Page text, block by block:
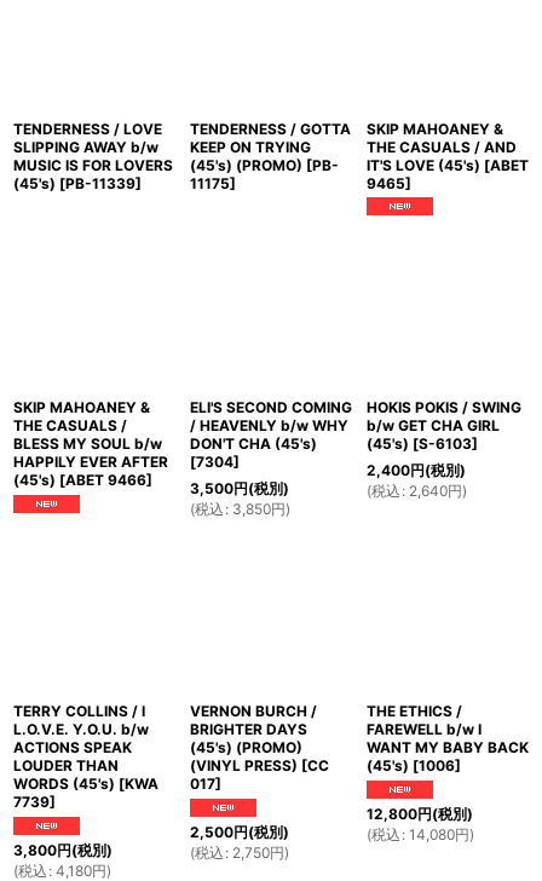
TENDERNESS / LOVE
SLIPPING AWAY b/w
MUSIC IS FOR LOVERS
(45's) [PB-11339]
TENDERNESS / GOTTA
KEEP ON TRYING
(45's) (PROMO) [PB-
11175]
SKIP MAHOANEY &
THE CASUALS / AND
IT'S LOVE (45's) [ABET
9465]
SKIP MAHOANEY &
THE CASUALS /
BLESS MY SOUL b/w
HAPPILY EVER AFTER
(45's) [ABET 9466]
ELI'S SECOND COMING
/ HEAVENLY b/w WHY
DON'T CHA (45's)
[7304]
3,500円(税別)
(税込 : 3,850円)
HOKIS POKIS / SWING
b/w GET CHA GIRL
(45's) [S-6103]
2,400円(税別)
(税込 : 2,640円)
TERRY COLLINS / I
L.O.V.E. Y.O.U. b/w
ACTIONS SPEAK
LOUDER THAN
WORDS (45's) [KWA
7739]
3,800円(税別)
(税込 : 4,180円)
VERNON BURCH /
BRIGHTER DAYS
(45's) (PROMO)
(VINYL PRESS) [CC
017]
2,500円(税別)
(税込 : 2,750円)
THE ETHICS /
FAREWELL b/w I
WANT MY BABY BACK
(45's) [1006]
12,800円(税別)
(税込 : 14,080円)